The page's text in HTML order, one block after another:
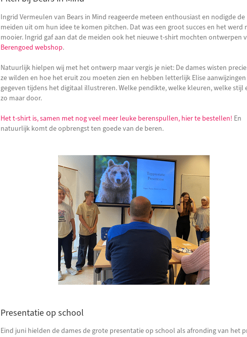
Ingrid Vermeulen van Bears in Mind reageerde meteen enthousiast en nodigde de
meiden uit om hun idee te komen pitchen. Dat was een groot succes en het werd
mooier. Ingrid gaf aan dat de meiden ook het nieuwe t-shirt mochten ontwerpen
Berengoed webshop.
Natuurlijk hielpen wij met het ontwerp maar vergis je niet: De dames wisten
ze wilden en hoe het eruit zou moeten zien en hebben letterlijk Elise aanwijzingen
gegeven tijdens het digitaal illustreren. Welke pendikte, welke kleuren, welke stijl
zo maar door.
Het t-shirt is, samen met nog veel meer leuke berenspullen, hier te bestellen! En
natuurlijk komt de opbrengst ten goede van de beren.
Presentatie op school
Eind juni hielden de dames de grote presentatie op school als afronding van het